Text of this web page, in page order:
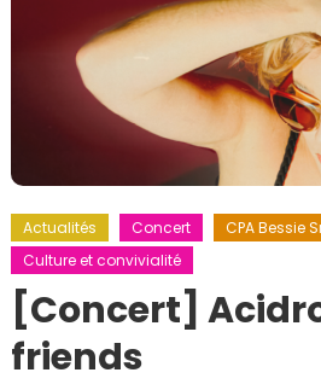
Actualités Concert
CPA Bessie
Culture et convivialité
[Concert]
friends